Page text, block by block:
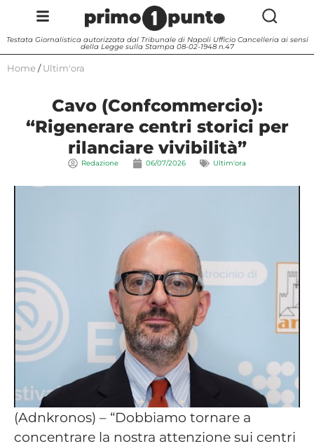
Testata Giornalistica autorizzata dal Tribunale di Napoli Ufficio Cancelleria ai sensi
della Legge sulla Stampa 08-02-1948 n.47
Home / Ultim'ora
Cavo (Confcommercio):
“Rigenerare centri storici per
rilanciare vivibilità”
Redazione 06/07/2026 Ultim'ora
(Adnkronos) – “Dobbiamo tornare a
concentrare la nostra attenzione sui centri